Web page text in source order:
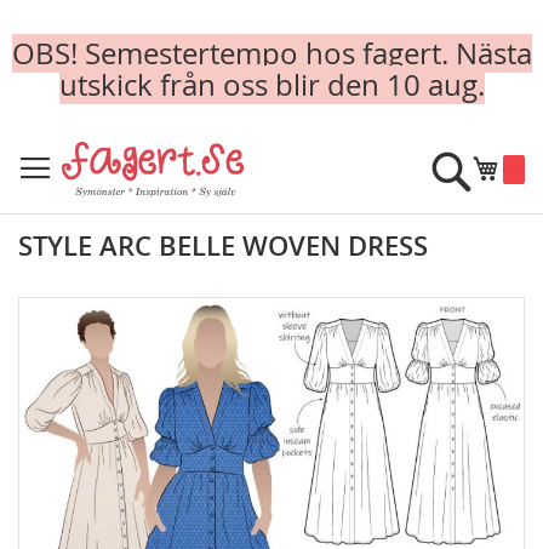
OBS! Semestertempo hos fagert. Nästa
utskick från oss blir den 10 aug.
to
Content
Min
Sök
STYLE ARC BELLE WOVEN DRESS
the
images